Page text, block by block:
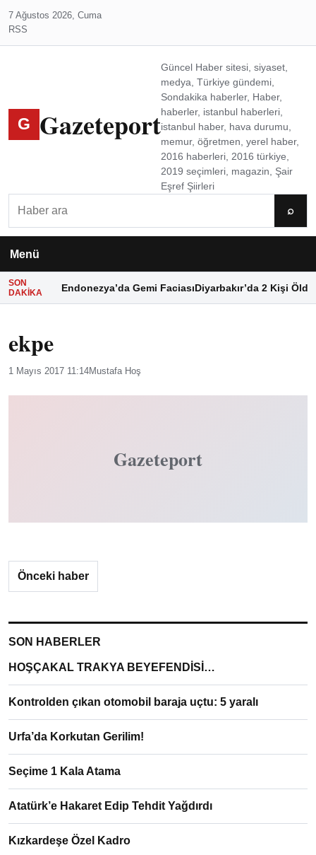
7 Ağustos 2026, Cuma
RSS
G Gazeteport
Güncel Haber sitesi, siyaset,
medya, Türkiye gündemi,
Sondakika haberler, Haber,
haberler, istanbul haberleri,
istanbul haber, hava durumu,
memur, öğretmen, yerel haber,
2016 haberleri, 2016 türkiye,
2019 seçimleri, magazin, Şair
Eşref Şiirleri
⌕
Menü
SON
DAKIKA
Endonezya’da Gemi FaciasıDiyarbakır’da 2 Kişi Öldü
ekpe
1 Mayıs 2017 11:14Mustafa Hoş
Gazeteport
Önceki haber
SON HABERLER
HOŞÇAKAL TRAKYA BEYEFENDİSİ…
Kontrolden çıkan otomobil baraja uçtu: 5 yaralı
Urfa’da Korkutan Gerilim!
Seçime 1 Kala Atama
Atatürk’e Hakaret Edip Tehdit Yağdırdı
Kızkardeşe Özel Kadro